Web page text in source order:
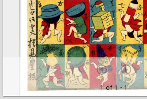
1 of 1• 1